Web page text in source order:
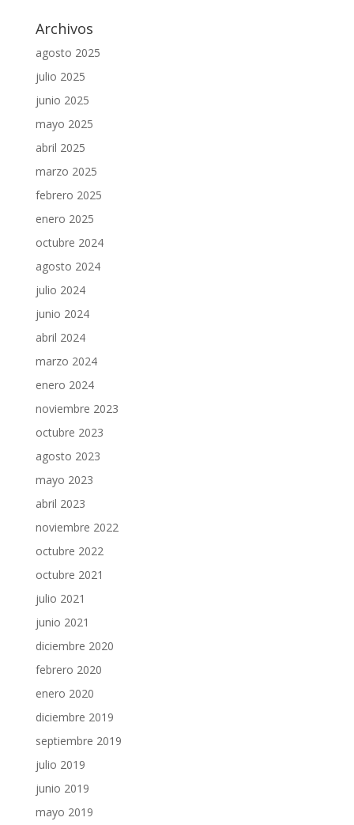
Archivos
agosto 2025
julio 2025
junio 2025
mayo 2025
abril 2025
marzo 2025
febrero 2025
enero 2025
octubre 2024
agosto 2024
julio 2024
junio 2024
abril 2024
marzo 2024
enero 2024
noviembre 2023
octubre 2023
agosto 2023
mayo 2023
abril 2023
noviembre 2022
octubre 2022
octubre 2021
julio 2021
junio 2021
diciembre 2020
febrero 2020
enero 2020
diciembre 2019
septiembre 2019
julio 2019
junio 2019
mayo 2019